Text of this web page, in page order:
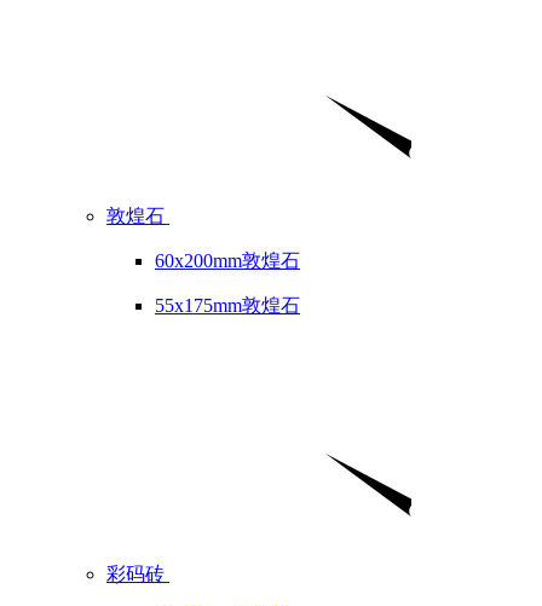
敦煌石
60x200mm敦煌石
55x175mm敦煌石
彩码砖